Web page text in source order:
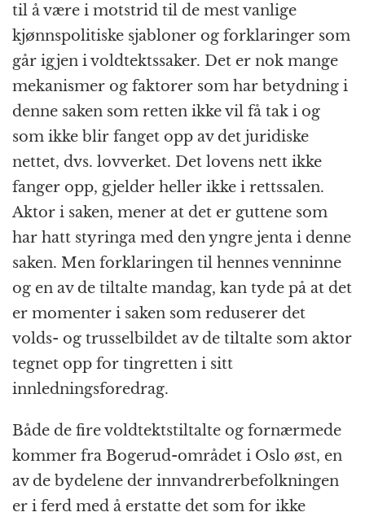
til å være i motstrid til de mest vanlige
kjønnspolitiske sjabloner og forklaringer som
går igjen i voldtektssaker. Det er nok mange
mekanismer og faktorer som har betydning i
denne saken som retten ikke vil få tak i og
som ikke blir fanget opp av det juridiske
nettet, dvs. lovverket. Det lovens nett ikke
fanger opp, gjelder heller ikke i rettssalen.
Aktor i saken, mener at det er guttene som
har hatt styringa med den yngre jenta i denne
saken. Men forklaringen til hennes venninne
og en av de tiltalte mandag, kan tyde på at det
er momenter i saken som reduserer det
volds- og trusselbildet av de tiltalte som aktor
tegnet opp for tingretten i sitt
innledningsforedrag.
Både de fire voldtektstiltalte og fornærmede
kommer fra Bogerud-området i Oslo øst, en
av de bydelene der innvandrerbefolkningen
er i ferd med å erstatte det som for ikke